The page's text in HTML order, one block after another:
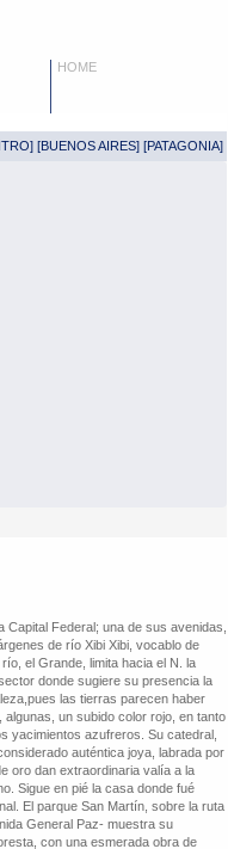
HOME
] [BUENOS AIRES] [PATAGONIA]
Federal; una de sus avenidas,
de río Xibi Xibi, vocablo de
el Grande, limita hacia el N. la
donde sugiere su presencia la
las tierras parecen haber
un subido color rojo, en tanto
yacimientos azufreros. Su catedral,
auténtica joya, labrada por
oro dan extraordinaria valía a la
Sigue en pié la casa donde fué
El parque San Martín, sobre la ruta
General Paz- muestra su
con una esmerada obra de